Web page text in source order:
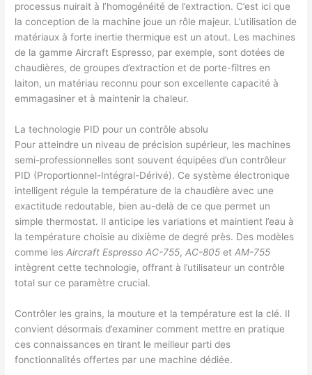
processus nuirait à l’homogénéité de l’extraction. C’est ici que
la conception de la machine joue un rôle majeur. L’utilisation de
matériaux à forte inertie thermique est un atout. Les machines
de la gamme Aircraft Espresso, par exemple, sont dotées de
chaudières, de groupes d’extraction et de porte-filtres en
laiton, un matériau reconnu pour son excellente capacité à
emmagasiner et à maintenir la chaleur.
La technologie PID pour un contrôle absolu
Pour atteindre un niveau de précision supérieur, les machines
semi-professionnelles sont souvent équipées d’un contrôleur
PID (Proportionnel-Intégral-Dérivé). Ce système électronique
intelligent régule la température de la chaudière avec une
exactitude redoutable, bien au-delà de ce que permet un
simple thermostat. Il anticipe les variations et maintient l’eau à
la température choisie au dixième de degré près. Des modèles
comme lesAircraft Espresso AC-755,AC-805 etAM-755
intègrent cette technologie, offrant à l’utilisateur un contrôle
total sur ce paramètre crucial.
Contrôler les grains, la mouture et la température est la clé. Il
convient désormais d’examiner comment mettre en pratique
ces connaissances en tirant le meilleur parti des
fonctionnalités offertes par une machine dédiée.